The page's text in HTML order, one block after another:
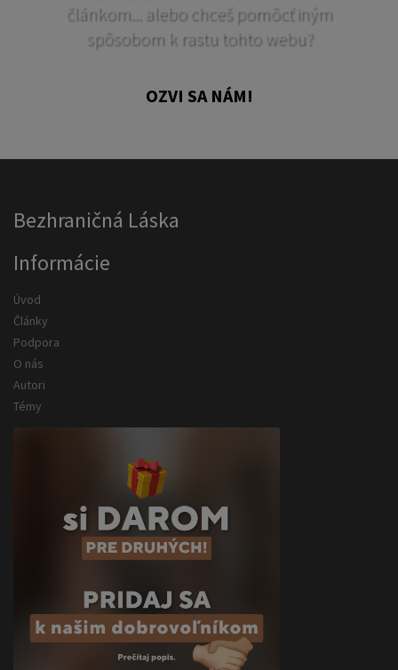
článkom... alebo chceš pomôcť iným
spôsobom k rastu tohto webu?
OZVI SA NÁM!
Bezhraničná Láska
Informácie
Úvod
Články
Podpora
O nás
Autori
Témy